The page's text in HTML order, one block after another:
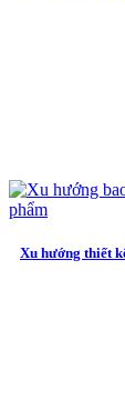
Xu hướng thiết